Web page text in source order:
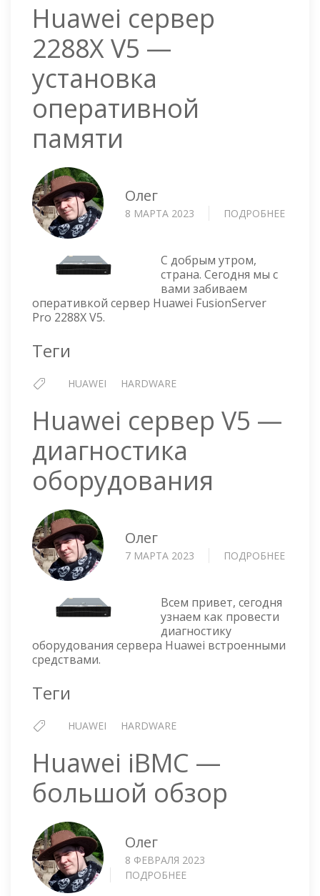
Huawei сервер
2288X V5 —
установка
оперативной
памяти
Олег
8 МАРТА 2023 ПОДРОБНЕЕ
С добрым утром,
страна. Сегодня мы с
вами забиваем
оперативкой сервер Huawei FusionServer
Pro 2288X V5.
Теги
HUAWEI HARDWARE
Huawei сервер V5 —
диагностика
оборудования
Олег
7 МАРТА 2023 ПОДРОБНЕЕ
Всем привет, сегодня
узнаем как провести
диагностику
оборудования сервера Huawei встроенными
средствами.
Теги
HUAWEI HARDWARE
Huawei iBMC —
большой обзор
Олег
8 ФЕВРАЛЯ 2023
ПОДРОБНЕЕ